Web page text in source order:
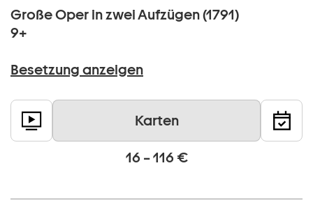
Große Oper in zwei Aufzügen (1791)
9+
Besetzung anzeigen
Karten
16 – 116 €